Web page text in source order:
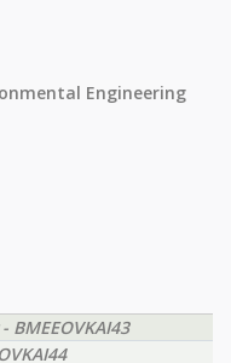
Engineering